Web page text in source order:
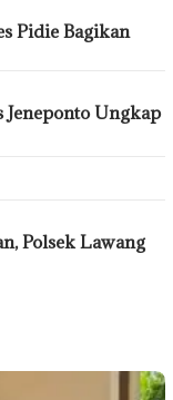
Pidie Bagikan
Jeneponto Ungkap
Polsek Lawang